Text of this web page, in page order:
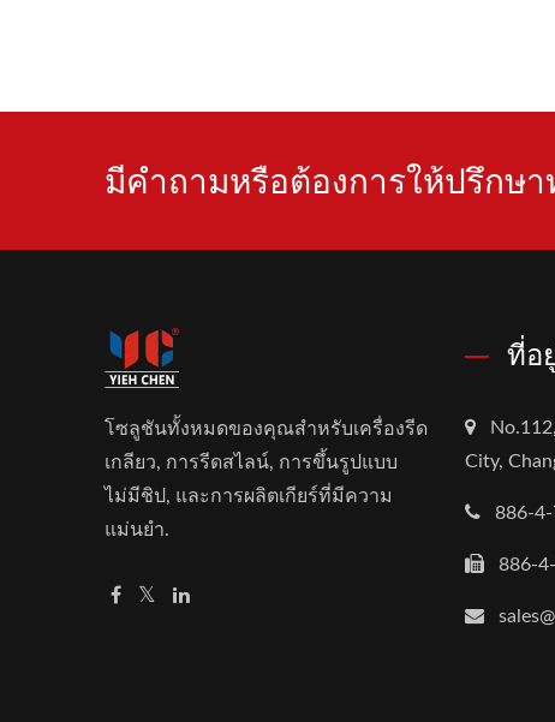
มีคำถามหรือต้องการให้ปรึกษา
โซลูชันทั้งหมดของคุณสำหรับเครื่องรีด
เกลียว, การรีดสไลน์, การขึ้นรูปแบบ
ไม่มีชิป, และการผลิตเกียร์ที่มีความ
แม่นยำ.
ที่อ
City,
886-
886-